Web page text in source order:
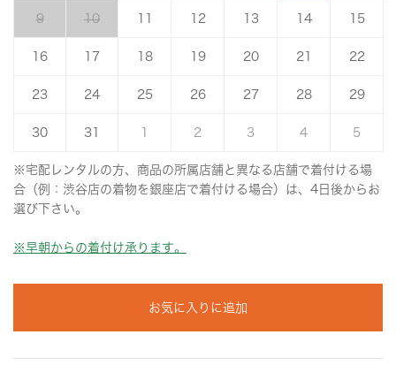
9 10 12 13 14 15
16 17 18 19 20 21 22
23 24 25 26 27 28 29
30 31 2 3 4 5
※宅配レンタルの方、商品の所属店舗と異なる店舗で着付ける場
合（例：渋谷店の着物を銀座店で着付ける場合）は、4日後からお
選び下さい。
※早朝からの着付け承ります。
お気に入りに追加